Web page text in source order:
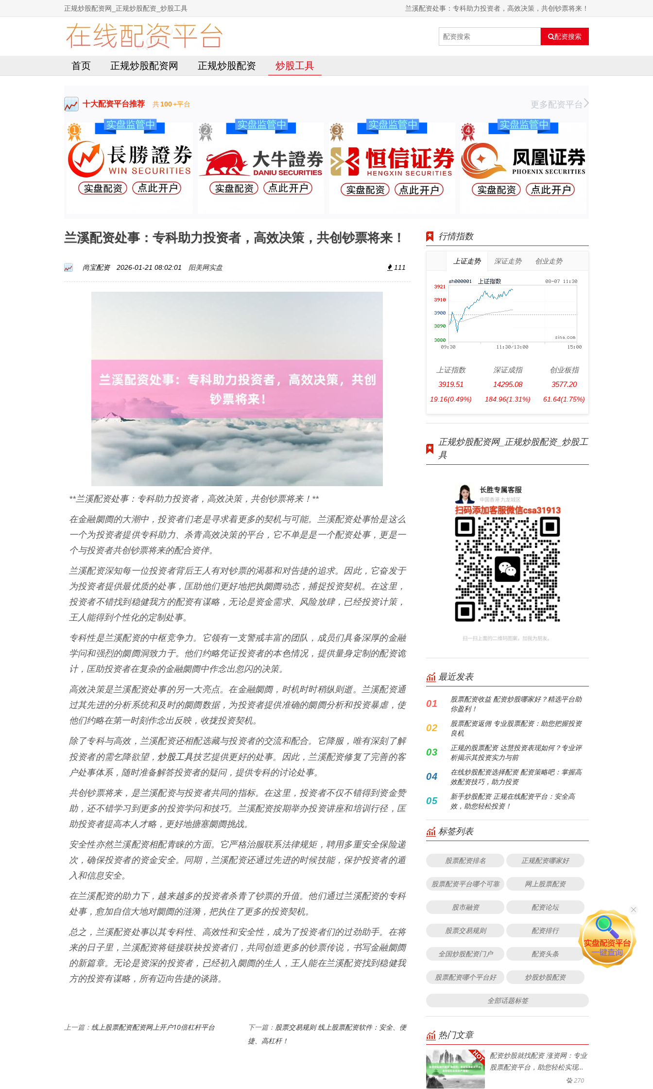
正规炒股配资网_正规炒股配资_炒股工具 兰溪配资处事：专科助力投资者，高效决策，共创钞票将来！
配资搜索
首页 正规炒股配资网 正规炒股配资 炒股工具
十大配资平台推荐 共100+平台 更多配资平台
兰溪配资处事：专科助力投资者，高效决策，共创钞票将来！
尚宝配资 2026-01-21 08:02:01 阳美网实盘 111
**兰溪配资处事：专科助力投资者，高效决策，共创钞票将来！**
在金融阛阓的大潮中，投资者们老是寻求着更多的契机与可能。兰溪配资处事恰是这么
一个为投资者提供专科助力、杀青高效决策的平台，它不单是是一个配资处事，更是一
个与投资者共创钞票将来的配合资伴。
兰溪配资深知每一位投资者背后王人有对钞票的渴慕和对告捷的追求。因此，它奋发于
为投资者提供最优质的处事，匡助他们更好地把执阛阓动态，捕捉投资契机。在这里，
投资者不错找到稳健我方的配资有谋略，无论是资金需求、风险放肆，已经投资计策，
王人能得到个性化的定制处事。
专科性是兰溪配资的中枢竞争力。它领有一支警戒丰富的团队，成员们具备深厚的金融
学问和强烈的阛阓洞致力于。他们约略凭证投资者的本色情况，提供量身定制的配资诡
计，匡助投资者在复杂的金融阛阓中作念出忽闪的决策。
高效决策是兰溪配资处事的另一大亮点。在金融阛阓，时机时时稍纵则逝。兰溪配资通
过其先进的分析系统和及时的阛阓数据，为投资者提供准确的阛阓分析和投资暴虐，使
他们约略在第一时刻作念出反映，收拢投资契机。
除了专科与高效，兰溪配资还相配选藏与投资者的交流和配合。它降服，唯有深刻了解
投资者的需乞降欲望， 炒股工具技艺提供更好的处事。因此，兰溪配资修复了完善的客
户处事体系，随时准备解答投资者的疑问，提供专科的讨论处事。
共创钞票将来，是兰溪配资与投资者共同的指标。在这里，投资者不仅不错得到资金赞
助，还不错学习到更多的投资学问和技巧。兰溪配资按期举办投资讲座和培训行径，匡
助投资者提高本人才略，更好地搪塞阛阓挑战。
安全性亦然兰溪配资相配青睐的方面。它严格治服联系法律规矩，聘用多重安全保险递
次，确保投资者的资金安全。同期，兰溪配资还通过先进的时候技能，保护投资者的遁
入和信息安全。
在兰溪配资的助力下，越来越多的投资者杀青了钞票的升值。他们通过兰溪配资的专科
处事，愈加自信大地对阛阓的涟漪，把执住了更多的投资契机。
总之，兰溪配资处事以其专科性、高效性和安全性，成为了投资者们的过劲助手。在将
来的日子里，兰溪配资将链接联袂投资者们，共同创造更多的钞票传说，书写金融阛阓
的新篇章。无论是资深的投资者，已经初入阛阓的生人，王人能在兰溪配资找到稳健我
方的投资有谋略，所有迈向告捷的谈路。
上一篇： 线上股票配资配资网上开户10倍杠杆平台 下一篇： 股票交易规则 线上股票配资软件：安全、便
捷、高杠杆！
行情指数
上证走势 深证走势 创业走势
上证指数
3919.51
19.16(0.49%)
深证成指
14295.08
184.96(1.31%)
创业板指
3577.20
61.64(1.75%)
正规炒股配资网_正规炒股配资_炒股工
具
最近发表
01
股票配资收益 配资炒股哪家好？精选平台助
你盈利！
02
股票配资返佣 专业股票配资：助您把握投资
良机
03
正规的股票配资 达慧投资表现如何？专业评
析揭示其投资实力与前
04
在线炒股配资选择配资 配资策略吧：掌握高
效配资技巧，助力投资
05
新手炒股配资 正规在线配资平台：安全高
效，助您轻松投资！
标签列表
股票配资排名 正规配资哪家好
股票配资平台哪个可靠 网上股票配资
股市融资 配资论坛
股票交易规则 配资排行
全国炒股配资门户 配资头条
股票配资哪个平台好 炒股炒股配资
全部话题标签
热门文章
配资炒股就找配资 涨资网：专业
股票配资平台，助您轻松实现资
270